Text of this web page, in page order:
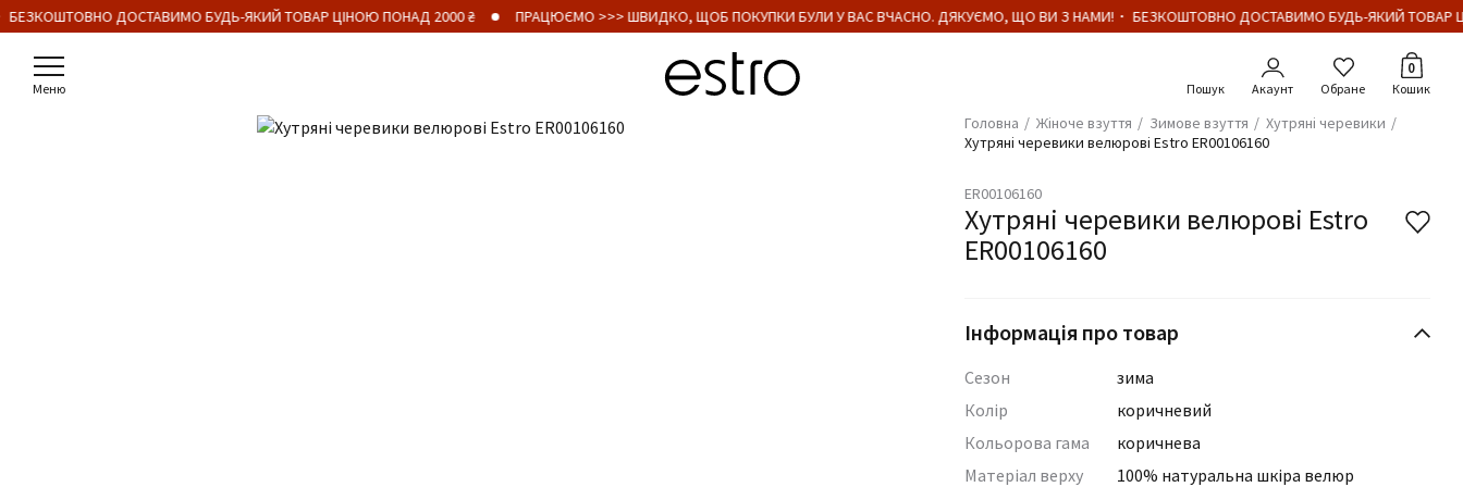
ДОСТАВИМО БУДЬ-ЯКИЙ ТОВАР ЦІНОЮ ПОНАД 2000 ₴ ПРАЦЮЄМО >>> ШВИДКО, ЩОБ ПОКУПКИ БУЛИ У ВАС ВЧАСНО. ДЯКУЄМО, ЩО ВИ З НАМИ!・ БЕЗКОШТОВНО ДОСТАВИМО БУДЬ-ЯКИЙ ТОВАР
Меню Акаунт Обране
0
Кошик
Головна Жіноче взуття Зимове взуття
Хутряні черевики
Хутряні черевики велюрові Estro ER00106160
ER00106160
Хутряні черевики велюрові Estro
ER00106160
Інформація про товар
Сезон
зима
Колір
коричневий
Кольорова гама
коричнева
Матеріал верху
100% натуральна шкіра велюр